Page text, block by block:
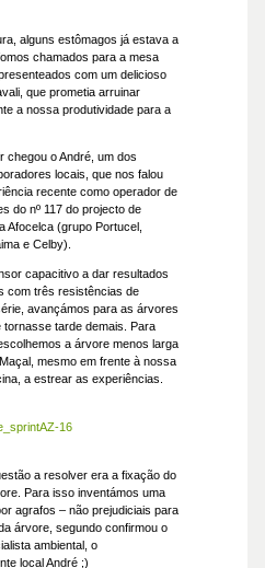
alguns estômagos já estava a
chamados para a mesa
com um delicioso
que prometia arruinar
a nossa produtividade para a
chegou o André, um dos
locais, que nos falou
recente como operador de
do nº 117 do projecto de
Afocelca (grupo Portucel,
e Celby).
capacitivo a dar resultados
com três resistências de
avançámos para as árvores
tornasse tarde demais. Para
a árvore menos larga
mesmo em frente à nossa
a estrear as experiências.
a resolver era a fixação do
Para isso inventámos uma
agrafos – não prejudiciais para
árvore, segundo confirmou o
ambiental, o
local André ;)